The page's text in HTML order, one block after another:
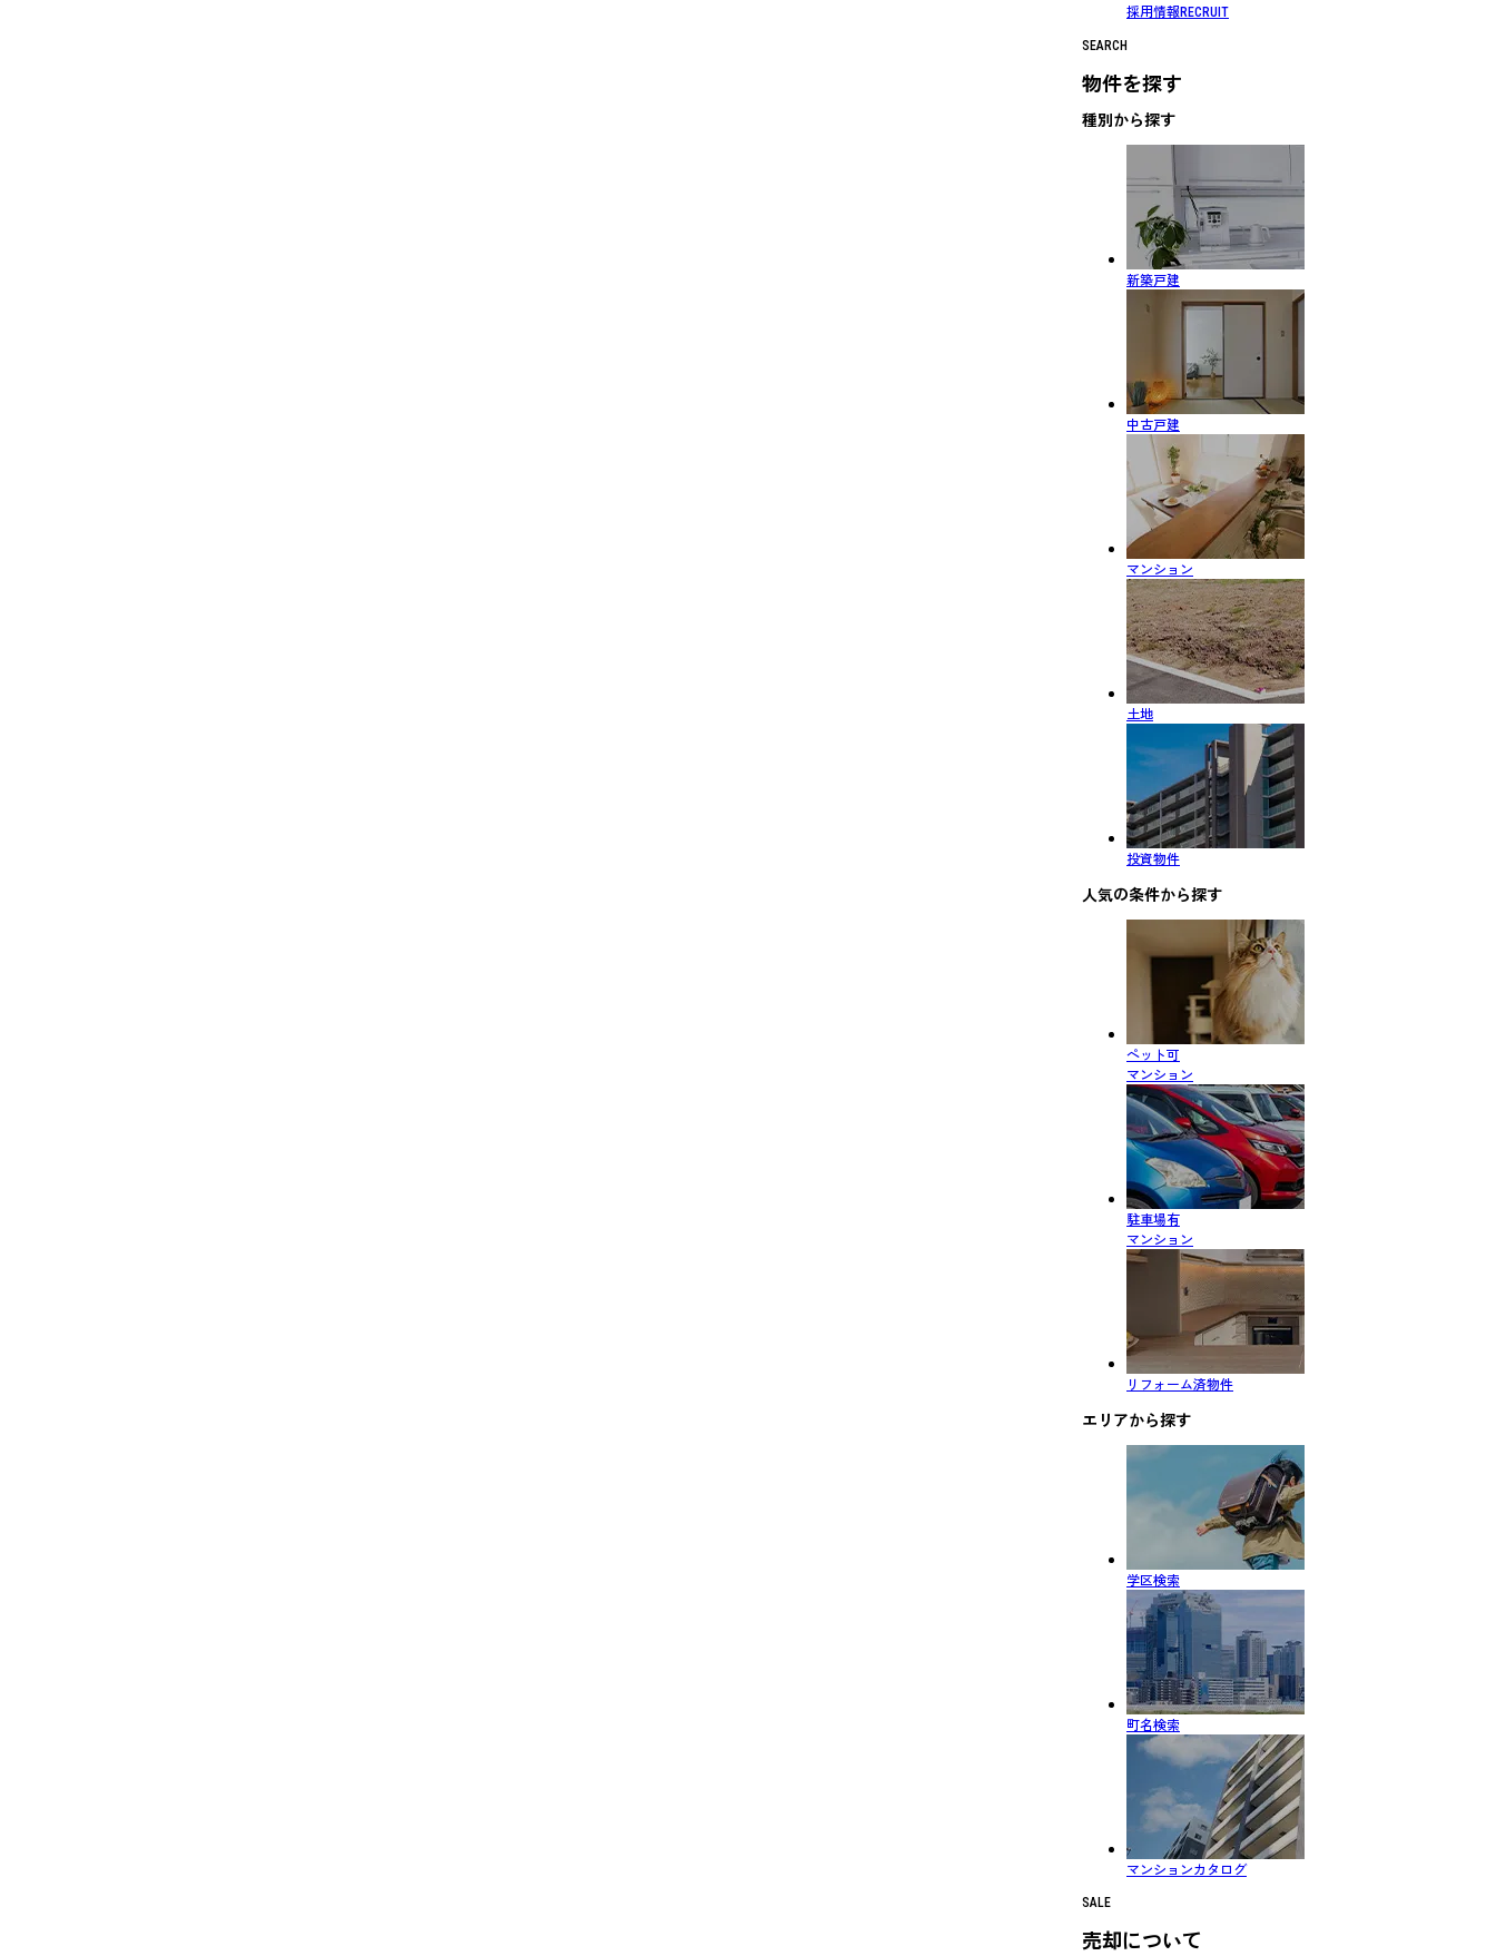
採用情報 RECRUIT
SEARCH
物件を探す
種別から探す
新築戸建
中古戸建
マンション
土地
投資物件
人気の条件から探す
ペット可
マンション
駐車場有
マンション
リフォーム済物件
エリアから探す
学区検索
町名検索
マンションカタログ
SALE
売却について